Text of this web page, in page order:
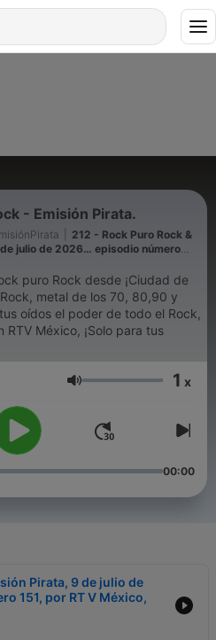
- Emisión Pirata.
212 - Rock Puro Rock &
julio de 2026… episodio número
puro Rock desde ¡Ciudad de
metal de los 70, 80,90 y
oídos el poder de todo el Rock,
México, ¡Solo para tus
Volumen 1 x
00:00
Pirata, 9 de julio de
151, por RT V México,